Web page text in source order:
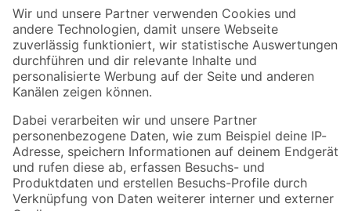
Der toom Newsletter: Keine Angebote und Aktionen mehr verpassen!
Zur Newsletter Anmeldung
Folge uns
Zahlungsarten Versandarten